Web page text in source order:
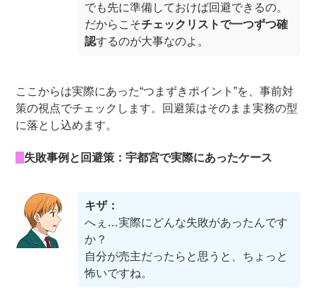
でも先に準備しておけば回避できるの。
だからこそチェックリストで一つずつ確
認するのが大事なのよ。
ここからは実際にあった“つまずきポイント”を、事前対
策の視点でチェックします。回避策はそのまま実務の型
に落とし込めます。
失敗事例と回避策：宇都宮で実際にあったケース
キザ：
へぇ…実際にどんな失敗があったんです
か？
自分が売主だったらと思うと、ちょっと
怖いですね。